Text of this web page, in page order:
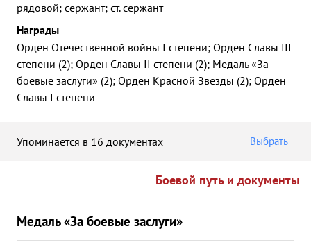
рядовой; сержант; ст. сержант
Награды
Орден Отечественной войны I степени; Орден Славы III
степени (2); Орден Славы II степени (2); Медаль «За
боевые заслуги» (2); Орден Красной Звезды (2); Орден
Славы I степени
Упоминается в 16 документах Выбрать
Боевой путь и документы
Медаль «За боевые заслуги»